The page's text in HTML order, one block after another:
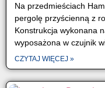
Na przedmieściach
pergolę przyścienną z
Konstrukcja wykonana
wyposażona w czujnik
CZYTAJ WIĘCEJ »